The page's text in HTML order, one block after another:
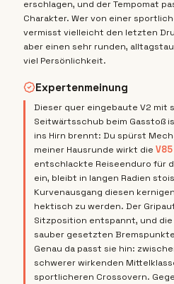
erschlagen, und der Tempomat
Charakter. Wer von einer
vermisst vielleicht den letzten
aber einen sehr runden,
viel Persönlichkeit.
Expertenmeinung
Dieser quer eingebaute V2 mit
Seitwärtsschub beim Gasstoß
ins Hirn brennt: Du spürst
meiner Hausrunde wirkt die
entschlackte Reiseenduro für
ein, bleibt in langen Radien
Kurvenausgang diesen
hektisch zu werden. Der
Sitzposition entspannt, und
sauber gesetzten
Genau da passt sie hin:
schwerer wirkenden
sportlicheren Crossovern.